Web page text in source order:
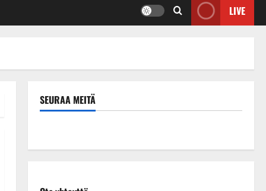
LIVE
SEURAA MEITÄ